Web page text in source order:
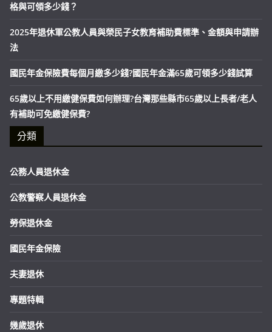
格與可領多少錢？
2025年退休軍公教人員與榮民子女教育補助費標準、金額與申請辦
法
國民年金保險費每個月繳多少錢?國民年金滿65歲可領多少錢試算
65歲以上不用繳健保費如何辦理?台灣那些縣市65歲以上長者/老人
有補助可免繳健保費?
分類
公務人員退休金
公教警察人員退休金
勞保退休金
國民年金保險
夫妻退休
專題特輯
幾歲退休